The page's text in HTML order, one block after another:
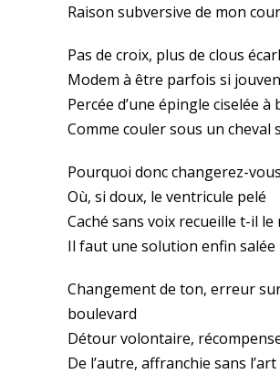
Raison subversive de mon
Pas de croix, plus de clous
Modem à être parfois si
Percée d’une épingle ciselée à
Comme couler sous un cheval
Pourquoi donc changerez-
Où, si doux, le ventricule pelé
Caché sans voix recueille t-il le
Il faut une solution enfin salée
Changement de ton, erreur
boulevard
Détour volontaire,
De l’autre, affranchie sans l’art